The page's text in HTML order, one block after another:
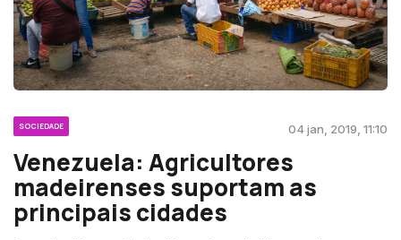
SOCIEDADE 04 jan, 2019, 11:10
Venezuela: Agricultores
madeirenses suportam as
principais cidades